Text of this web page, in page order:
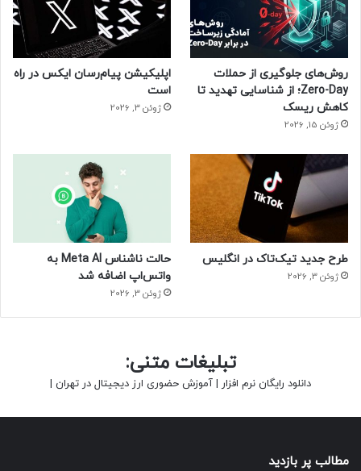
روش‌های جلوگیری از حملات
Zero-Day؛ از شناسایی تهدید تا
کاهش ریسک
ژوئن 15, 2026
اپلیکیشن پیام‌رسان ایکس در راه
است
ژوئن 3, 2026
طرح جدید تیک‌تاک در انگلیس
ژوئن 3, 2026
حالت ناشناس Meta AI به
واتس‌اپ اضافه شد
ژوئن 3, 2026
تبلیغات متنی:
دانلود رایگان نرم افزار | آموزش حضوری ارز دیجیتال در تهران |
مطالب پر بازدید